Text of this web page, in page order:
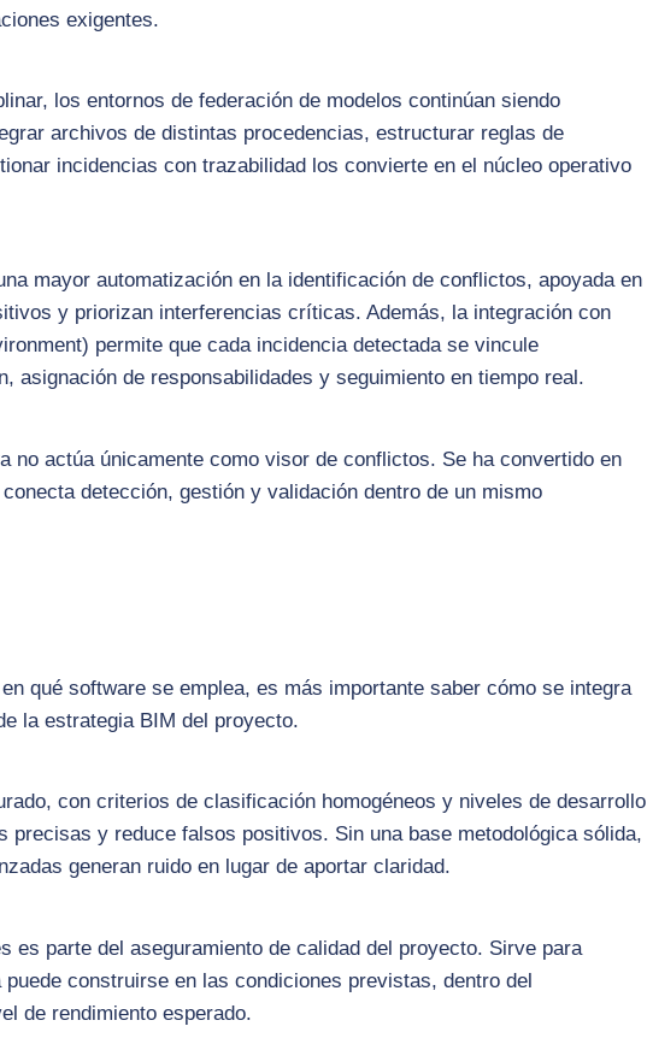
exigentes.
los entornos de federación de modelos continúan siendo
archivos de distintas procedencias, estructurar reglas de
incidencias con trazabilidad los convierte en el núcleo operativo
mayor automatización en la identificación de conflictos, apoyada en
y priorizan interferencias críticas. Además, la integración con
permite que cada incidencia detectada se vincule
asignación de responsabilidades y seguimiento en tiempo real.
no actúa únicamente como visor de conflictos. Se ha convertido en
detección, gestión y validación dentro de un mismo
qué software se emplea, es más importante saber cómo se integra
la estrategia BIM del proyecto.
con criterios de clasificación homogéneos y niveles de desarrollo
precisas y reduce falsos positivos. Sin una base metodológica sólida,
generan ruido en lugar de aportar claridad.
es parte del aseguramiento de calidad del proyecto. Sirve para
construirse en las condiciones previstas, dentro del
de rendimiento esperado.